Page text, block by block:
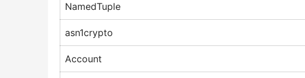
NamedTuple
asn1crypto
Account